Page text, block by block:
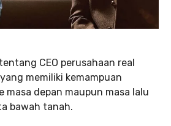
CEO perusahaan real
memiliki kemampuan
masa depan maupun masa lalu
bawah tanah.